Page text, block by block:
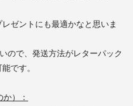
ゼントにも最適かなと思いま
ので、発送方法がレターパック
です。
）：